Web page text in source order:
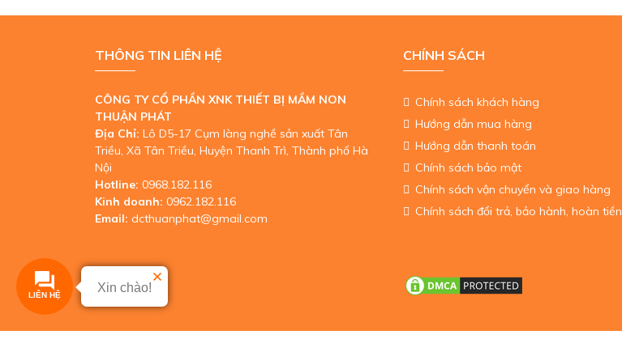
THÔNG TIN LIÊN HỆ
CÔNG TY CỔ PHẦN XNK THIẾT BỊ MẦM NON
THUẬN PHÁT
Địa Chỉ: Lô D5-17 Cụm làng nghề sản xuất Tân
Triều, Xã Tân Triều, Huyện Thanh Trì, Thành phố Hà
Nội
Hotline: 0968.182.116
Kinh doanh: 0962.182.116
Email: dcthuanphat@gmail.com
CHÍNH SÁCH
Chính sách khách hàng
Hướng dẫn mua hàng
Hướng dẫn thanh toán
Chính sách bảo mật
Chính sách vận chuyển và giao hàng
Chính sách đổi trả, bảo hành, hoàn tiền
LIÊN HỆ
Xin chào!